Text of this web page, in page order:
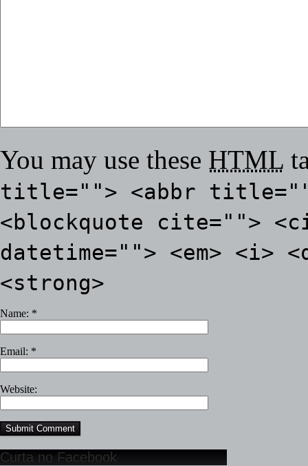
You may use these HTML
title=""> <abbr
<blockquote cite="">
datetime=""> <em> <i>
<strong>
Name: *
Email: *
Website:
Curta no Facebook